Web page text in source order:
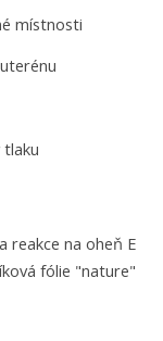
místnosti
reakce na oheň E
fólie "nature"